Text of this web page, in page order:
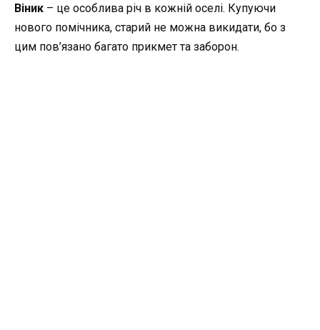
Віник – це особлива річ в кожній оселі. Купуючи
нового помічника, старий не можна викидати, бо з
цим пов’язано багато прикмет та заборон.